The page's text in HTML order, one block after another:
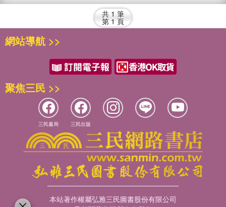
共 1 筆
第 1 頁
網站導航 >>
聚焦三民 >>
三民書局 三民出版
本站著作權屬弘雅三民圖書股份有限公司